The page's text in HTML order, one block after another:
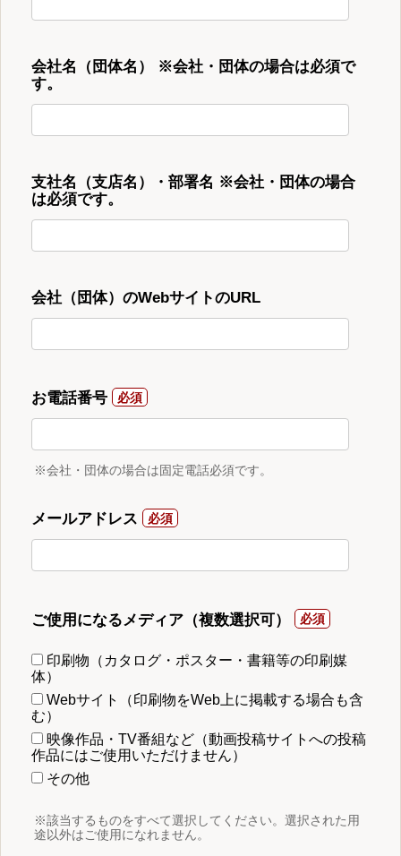
会社名（団体名） ※会社・団体の場合は必須で
す。
支社名（支店名）・部署名 ※会社・団体の場合
は必須です。
会社（団体）のWebサイトのURL
お電話番号
※会社・団体の場合は固定電話必須です。
メールアドレス
ご使用になるメディア（複数選択可）
印刷物（カタログ・ポスター・書籍等の印刷媒
体）
Webサイト（印刷物をWeb上に掲載する場合も含
む）
映像作品・TV番組など（動画投稿サイトへの投稿
作品にはご使用いただけません）
その他
※該当するものをすべて選択してください。選択された用
途以外はご使用になれません。